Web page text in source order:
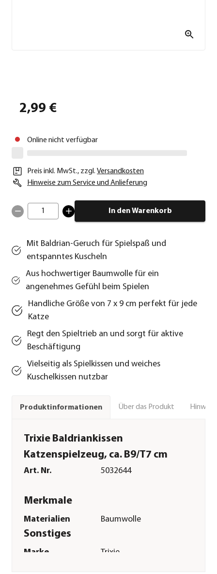
2,99 €
Online nicht verfügbar
Preis inkl. MwSt., zzgl. Versandkosten
Hinweise zum Service und Anlieferung
1 In den Warenkorb
Mit Baldrian-Geruch für Spielspaß und
entspanntes Kuscheln
Aus hochwertiger Baumwolle für ein
angenehmes Gefühl beim Spielen
Handliche Größe von 7 x 9 cm perfekt für jede
Katze
Regt den Spieltrieb an und sorgt für aktive
Beschäftigung
Vielseitig als Spielkissen und weiches
Kuschelkissen nutzbar
Produktinformationen Über das Produkt
Trixie Baldriankissen
Katzenspielzeug, ca. B9/T7 cm
Art. Nr. 5032644
Merkmale
Materialien Baumwolle
Sonstiges
Marke
Trixie